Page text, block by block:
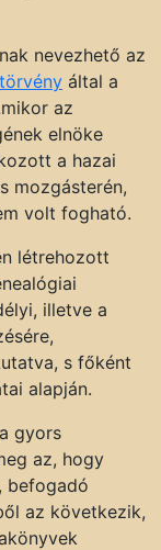
nevezhető az
által a
az
elnöke
a hazai
mozgásterén,
volt fogható.
létrehozott
illetve a
s főként
alapján.
gyors
az, hogy
befogadó
az következik,